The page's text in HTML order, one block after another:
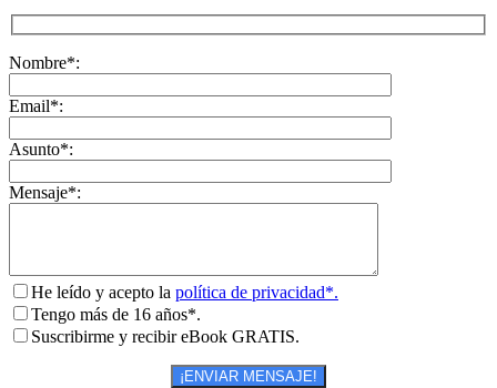
Nombre*:
Email*:
Asunto*:
Mensaje*:
He leído y acepto la política de privacidad*.
Tengo más de 16 años*.
Suscribirme y recibir eBook GRATIS.